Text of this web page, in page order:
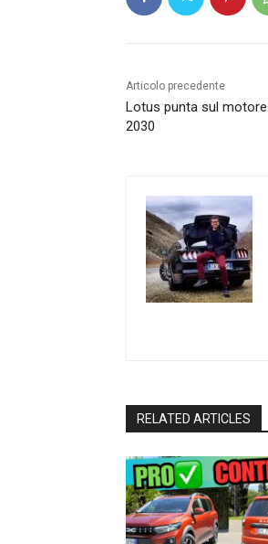
Articolo precedente
Lotus punta sul
2030
RELATED ARTICLES